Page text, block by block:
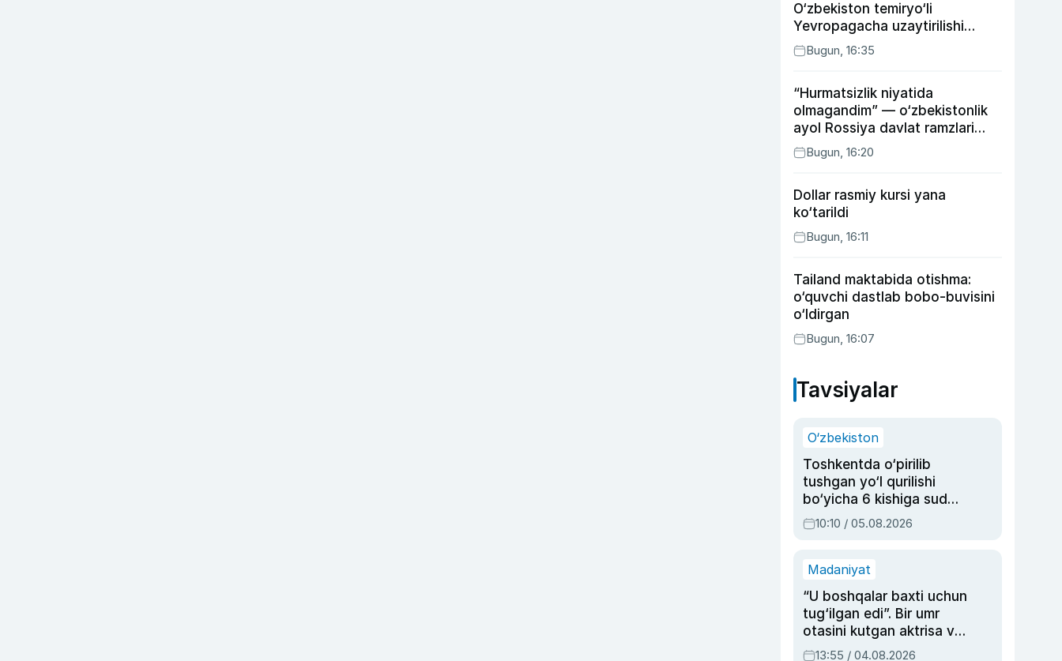
O‘zbekiston temiryo‘li
Yevropagacha uzaytirilishi
mumkin
Bugun, 16:35
“Hurmatsizlik niyatida
olmagandim” — o‘zbekistonlik
ayol Rossiya davlat ramzlari
tushirilgan poyandoz haqida
Bugun, 16:20
Dollar rasmiy kursi yana
ko‘tarildi
Bugun, 16:11
Tailand maktabida otishma:
o‘quvchi dastlab bobo-buvisini
o‘ldirgan
Bugun, 16:07
Tavsiyalar
O‘zbekiston
Toshkentda o‘pirilib
tushgan yo‘l qurilishi
bo‘yicha 6 kishiga sud
hukmi o‘qildi
10:10 / 05.08.2026
Madaniyat
“U boshqalar baxti uchun
tug‘ilgan edi”. Bir umr
otasini kutgan aktrisa va
dublyaj ustasi Rimma
13:55 / 04.08.2026